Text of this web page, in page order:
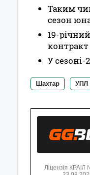
Таким
сезон
19-
контракт
У сезоні-
Шахтар УПЛ
Ліцензія КРАІЛ